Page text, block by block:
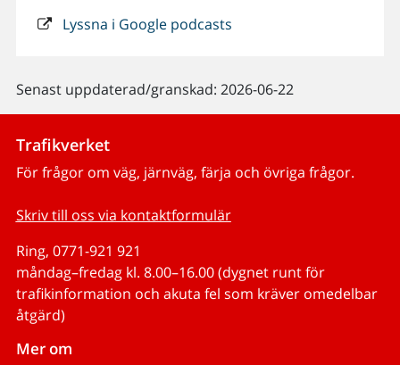
Lyssna i Google podcasts
Senast uppdaterad/granskad: 2026-06-22
Trafikverket
För frågor om väg, järnväg, färja och övriga frågor.
Skriv till oss via kontaktformulär
Ring, 0771-921 921
måndag–fredag kl. 8.00–16.00 (dygnet runt för
trafikinformation och akuta fel som kräver omedelbar
åtgärd)
Mer om